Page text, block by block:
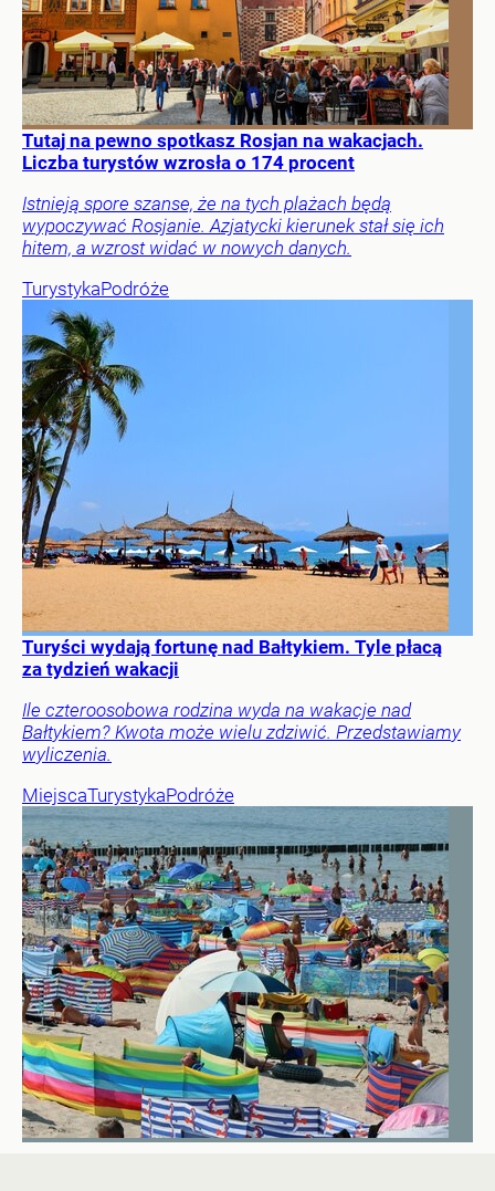
Tutaj na pewno spotkasz Rosjan na wakacjach.
Liczba turystów wzrosła o 174 procent
Istnieją spore szanse, że na tych plażach będą
wypoczywać Rosjanie. Azjatycki kierunek stał się ich
hitem, a wzrost widać w nowych danych.
TurystykaPodróże
Turyści wydają fortunę nad Bałtykiem. Tyle płacą
za tydzień wakacji
Ile czteroosobowa rodzina wyda na wakacje nad
Bałtykiem? Kwota może wielu zdziwić. Przedstawiamy
wyliczenia.
MiejscaTurystykaPodróże